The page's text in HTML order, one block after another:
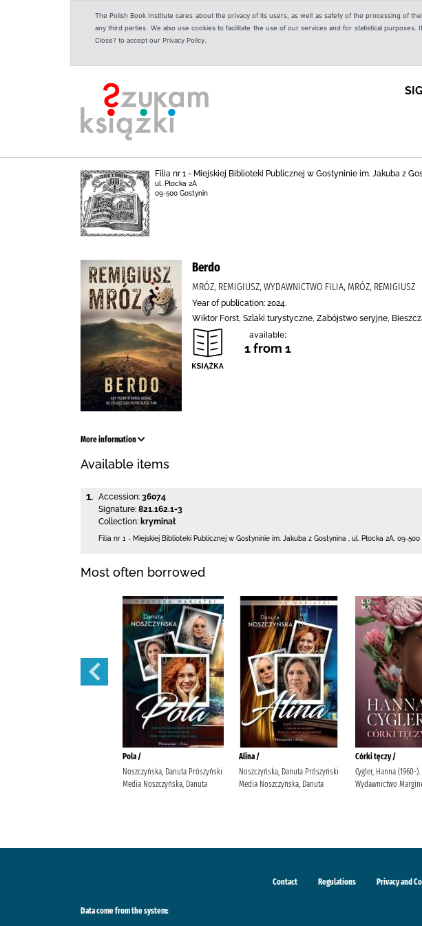
The Polish Book Institute cares about the privacy of its users, as well as safety of the processing of
any third parties. We also use cookies to facilitate the use of our services and for statistical
Close? to accept our Privacy Policy.
Filia nr 1 - Miejskiej Biblioteki Publicznej w Gostyninie im. Jakuba z
ul. Płocka 2A
09-500 Gostynin
Berdo
MRÓZ, REMIGIUSZ, WYDAWNICTWO FILIA, MRÓZ, REMIGIUSZ
Year of publication: 2024.
Wiktor Forst, Szlaki turystyczne, Zabójstwo seryjne,
available:
1 from 1
More information
Available items
1. Accession: 36074
Signature: 821.162.1-3
Collection: kryminał
Filia nr 1 - Miejskiej Biblioteki Publicznej w Gostyninie im. Jakuba z Gostynina ul. Płocka 2A 09-500
Most often borrowed
Pola /
Noszczyńska, Danuta Prószyński
Media Noszczyńska, Danuta
Alina /
Noszczyńska, Danuta Prószyński
Media Noszczyńska, Danuta
Córki tęczy /
Cygler, Hanna (1960-).
Wydawnictwo
Contact Regulations Privacy and
Data come from the system: